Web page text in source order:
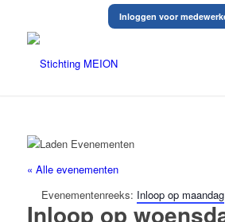
Inloggen voor
« Alle evenementen
Evenementenreeks: Inloop op maandag
Inloop op